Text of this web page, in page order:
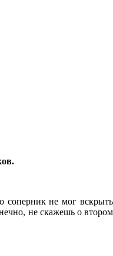
соперник не мог вскрыть
не скажешь о втором